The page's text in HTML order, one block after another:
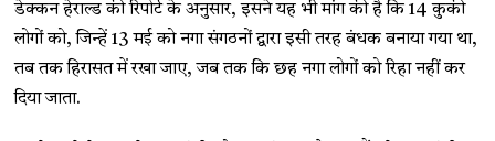
डेक्कन हेराल्ड की रिपोर्ट के अनुसार, इसने यह भी मांग की है कि 14 कुकी
लोगों को, जिन्हें 13 मई को नगा संगठनों द्वारा इसी तरह बंधक बनाया गया था,
तब तक हिरासत में रखा जाए, जब तक कि छह नगा लोगों को रिहा नहीं कर
दिया जाता.